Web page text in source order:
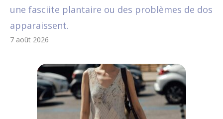
une fasciite plantaire ou des problèmes de dos
apparaissent.
7 août 2026